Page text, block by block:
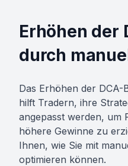
Erhöhen der
durch
Das Erhöhen der
hilft Tradern, ihre
angepasst werden, um
höhere Gewinne zu
Ihnen, wie Sie mit
optimieren können.